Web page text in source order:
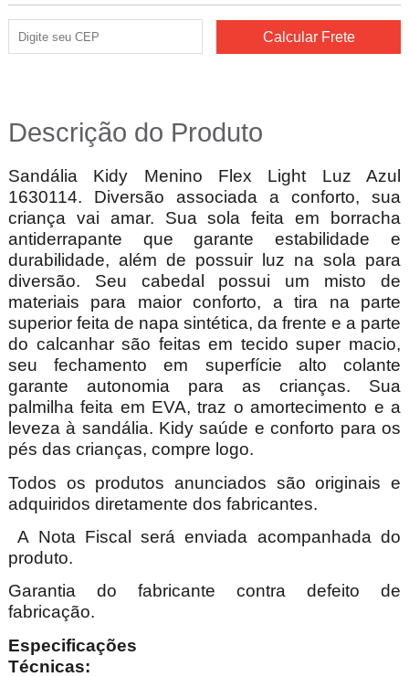
Descrição do Produto
Sandália Kidy Menino Flex Light Luz Azul
1630114. Diversão associada a conforto, sua
criança vai amar. Sua sola feita em borracha
antiderrapante que garante estabilidade e
durabilidade, além de possuir luz na sola para
diversão. Seu cabedal possui um misto de
materiais para maior conforto, a tira na parte
superior feita de napa sintética, da frente e a parte
do calcanhar são feitas em tecido super macio,
seu fechamento em superfície alto colante
garante autonomia para as crianças. Sua
palmilha feita em EVA, traz o amortecimento e a
leveza à sandália. Kidy saúde e conforto para os
pés das crianças, compre logo.
Todos os produtos anunciados são originais e
adquiridos diretamente dos fabricantes.
A Nota Fiscal será enviada acompanhada do
produto.
Garantia do fabricante contra defeito de
fabricação.
Especificações